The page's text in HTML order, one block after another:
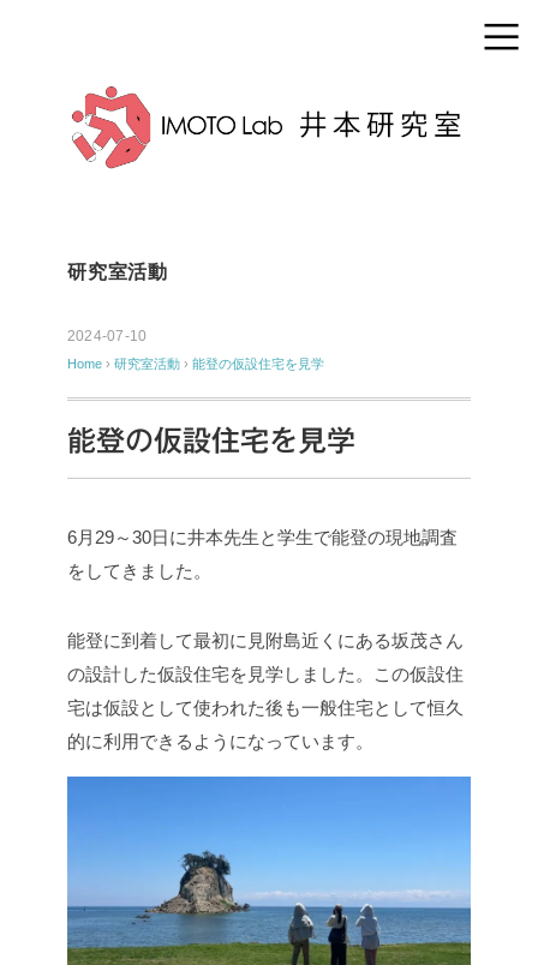
研究室活動
2024-07-10
Home › 研究室活動 › 能登の仮設住宅を見学
能登の仮設住宅を見学
6月29～30日に井本先生と学生で能登の現地調査
をしてきました。
能登に到着して最初に見附島近くにある坂茂さん
の設計した仮設住宅を見学しました。この仮設住
宅は仮設として使われた後も一般住宅として恒久
的に利用できるようになっています。